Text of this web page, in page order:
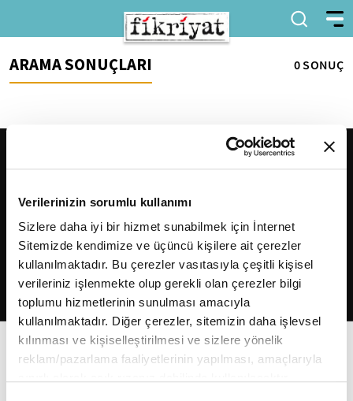
Verilerinizin sorumlu kullanımı
Sizlere daha iyi bir hizmet sunabilmek için İnternet
Sitemizde kendimize ve üçüncü kişilere ait çerezler
kullanılmaktadır. Bu çerezler vasıtasıyla çeşitli kişisel
verileriniz işlenmekte olup gerekli olan çerezler bilgi
toplumu hizmetlerinin sunulması amacıyla
kullanılmaktadır. Diğer çerezler, sitemizin daha işlevsel
kılınması ve kişiselleştirilmesi ve sizlere yönelik
reklam/pazarlama faaliyetlerinin yapılması, amaçlarıyla
ARAMA SONUÇLARI 0 SONUÇ
2026Fikriyat. Tüm hakları saklıdır.